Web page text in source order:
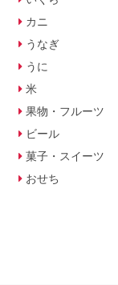
カニ
うなぎ
うに
米
果物・フルーツ
ビール
菓子・スイーツ
おせち